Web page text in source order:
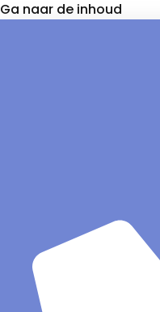
Ga naar de inhoud